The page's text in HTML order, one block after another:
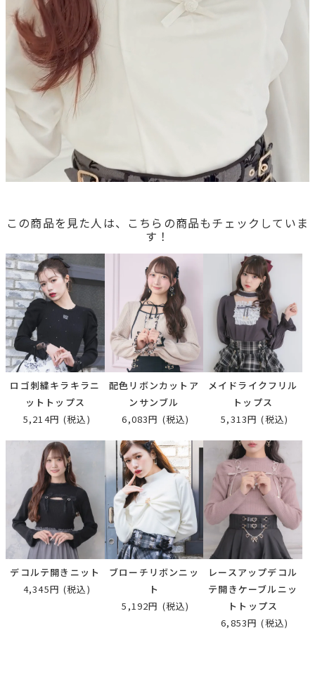
この商品を見た人は、こちらの商品もチェックしていま
す！
ロゴ刺繍キラキラニ
ットトップス
5,214円 (税込)
配色リボンカットア
ンサンブル
6,083円 (税込)
メイドライクフリル
トップス
5,313円 (税込)
デコルテ開きニット
4,345円 (税込)
ブローチリボンニッ
ト
5,192円 (税込)
レースアップデコル
テ開きケーブルニッ
トトップス
6,853円 (税込)